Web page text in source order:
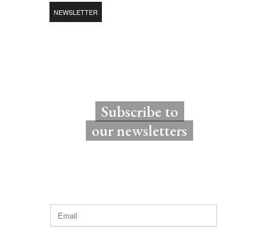
NEWSLETTER
Subscribe to
our newsletters